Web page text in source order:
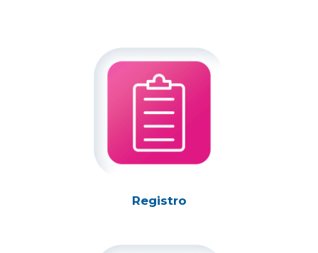
Registro